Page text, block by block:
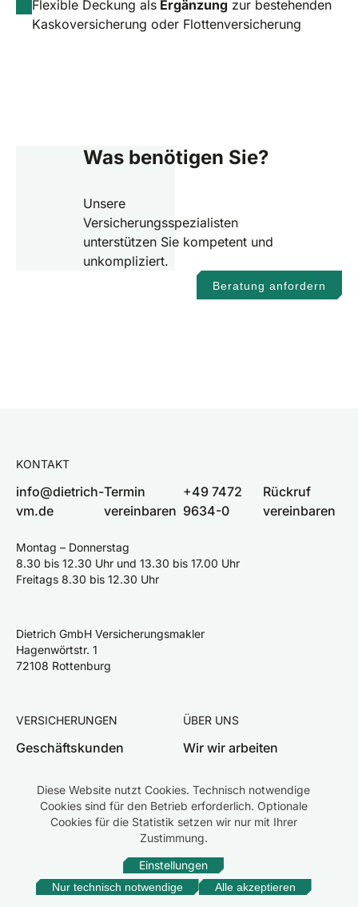
Flexible Deckung als Ergänzung zur bestehenden
Kaskoversicherung oder Flottenversicherung
Was benötigen Sie?
Unsere
Versicherungsspezialisten
unterstützen Sie kompetent und
unkompliziert.
Beratung anfordern
KONTAKT
info@dietrich-
vm.de
Termin
vereinbaren
+49 7472
9634-0
Rückruf
vereinbaren
Montag – Donnerstag
8.30 bis 12.30 Uhr und 13.30 bis 17.00 Uhr
Freitags 8.30 bis 12.30 Uhr
Dietrich GmbH Versicherungsmakler
Hagenwörtstr. 1
72108 Rottenburg
VERSICHERUNGEN
Geschäftskunden
Schaden melden
ÜBER UNS
Wir wir arbeiten
Karriere
DatenschutzRechtliche Hinweise
Beschwerden
Diese Website nutzt Cookies. Technisch notwendige
Cookies sind für den Betrieb erforderlich. Optionale
Cookies für die Statistik setzen wir nur mit Ihrer
Zustimmung.
Einstellungen
Nur technisch notwendige Alle akzeptieren